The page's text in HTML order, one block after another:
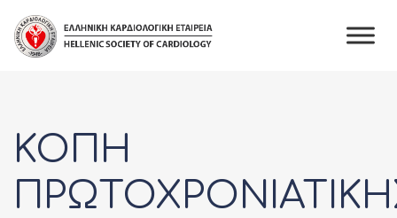
content
ΚΟΠΗ